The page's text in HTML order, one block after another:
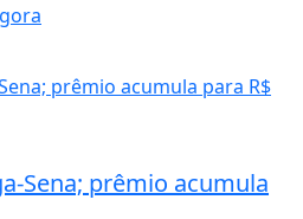
Sena; prêmio acumula